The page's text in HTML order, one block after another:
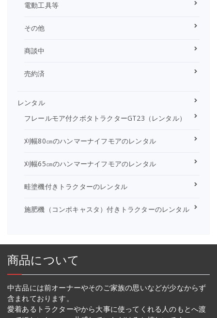
電動工具等
その他
商談中
売約済
レンタル
フレールモア付クボタトラクターGT23（レンタル）
刈幅80㎝のハンマーナイフモアのレンタル
刈幅65㎝のハンマーナイフモアのレンタル
畦塗機付きトラクターのレンタル
施肥機（コンポキャスタ）付きトラクターのレンタル
商品について
中古品には前オーナーやそのご家族の思いなどが少なからず
含まれております。
愛着あるトラクターやから大事に使ってくれる人のもとへ渡